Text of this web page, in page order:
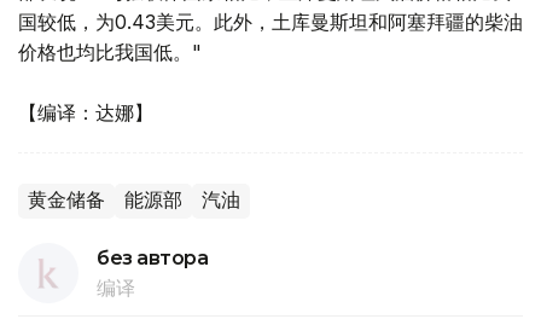
国较低，为0.43美元。此外，土库曼斯坦和阿塞拜疆的柴油
价格也均比我国低。"
【编译：达娜】
黄金储备 能源部 汽油
без автора
编译